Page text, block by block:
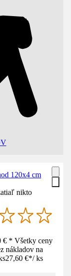
120x4 cm
nikto
* Všetky ceny
nákladov na
27,60 €*/ ks